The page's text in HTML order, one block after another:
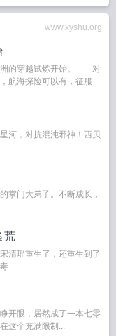
www.xyshu.org
洲的穿越试炼开始。 对
航海探险可以有，征服
河，对抗混沌邪神！西贝
掌门大弟子。不断成长，
荒
清瑶重生了，还重生到了
...
开眼，居然成了一本七零
这个充满限制...